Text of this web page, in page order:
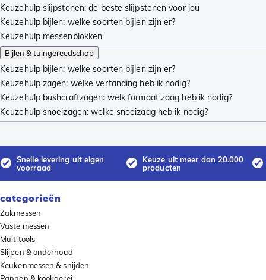
Keuzehulp slijpstenen: de beste slijpstenen voor jou
Keuzehulp bijlen: welke soorten bijlen zijn er?
Keuzehulp messenblokken
Bijlen & tuingereedschap
Keuzehulp bijlen: welke soorten bijlen zijn er?
Keuzehulp zagen: welke vertanding heb ik nodig?
Keuzehulp bushcraftzagen: welk formaat zaag heb ik nodig?
Keuzehulp snoeizagen: welke snoeizaag heb ik nodig?
Snelle levering uit eigen
voorraad
Keuze uit meer dan 20.000
producten
categorieën
Zakmessen
Vaste messen
Multitools
Slijpen & onderhoud
Keukenmessen & snijden